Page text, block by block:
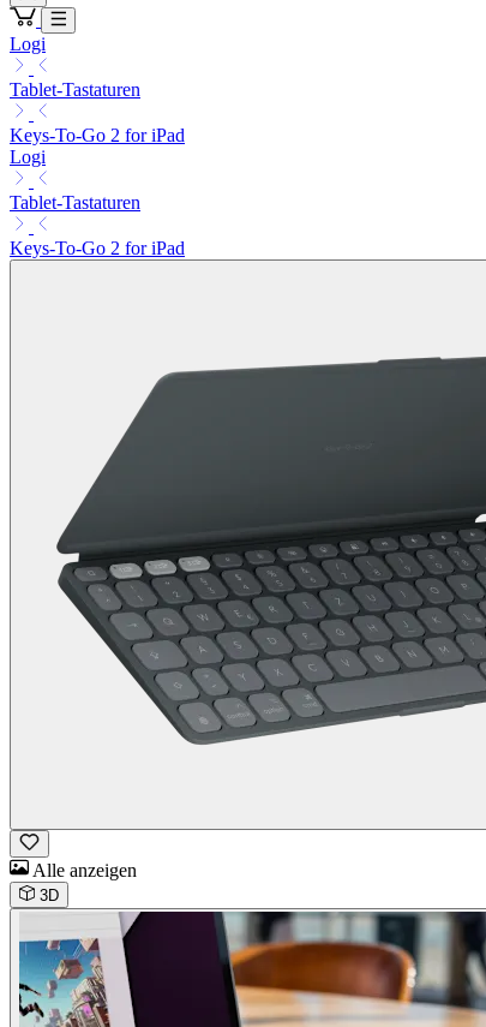
Logi
Tablet-Tastaturen
Keys-To-Go 2 for iPad
Logi
Tablet-Tastaturen
Keys-To-Go 2 for iPad
Alle anzeigen
3D